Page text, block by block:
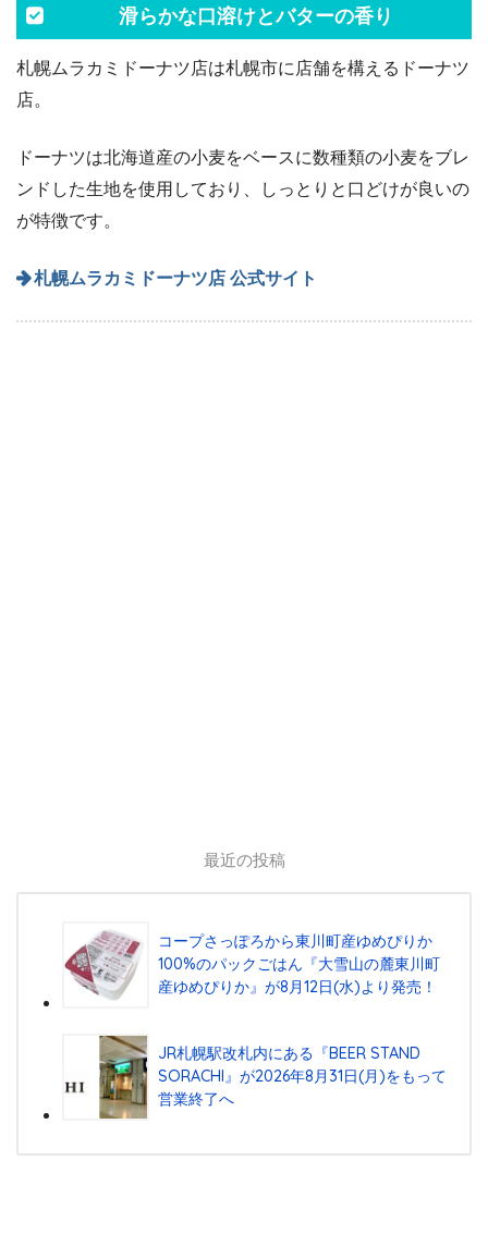
滑らかな口溶けとバターの香り
札幌ムラカミドーナツ店は札幌市に店舗を構えるドーナツ
店。
ドーナツは北海道産の小麦をベースに数種類の小麦をブレ
ンドした生地を使用しており、しっとりと口どけが良いの
が特徴です。
札幌ムラカミドーナツ店 公式サイト
最近の投稿
コープさっぽろから東川町産ゆめぴりか
100%のパックごはん『⼤雪⼭の麓東川町
産ゆめぴりか』が8⽉12⽇(⽔)より発売！
JR札幌駅改札内にある『BEER STAND
SORACHI』が2026年8月31日(月)をもって
営業終了へ